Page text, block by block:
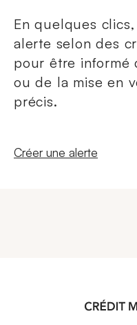
En quelques
alerte selon des
pour être informé
ou de la mise en
précis.
Nouvelle fenêtre
Créer une alerte